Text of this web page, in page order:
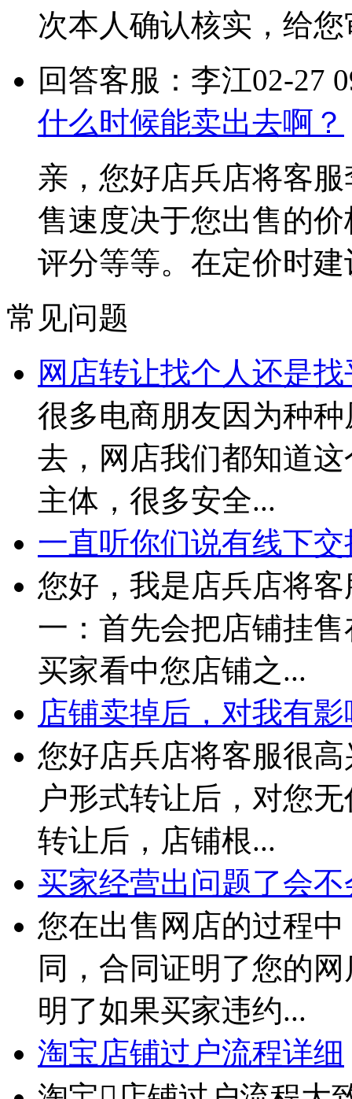
次本人确认核实，给
回答客服：李江02-27
什么时候能卖出去啊？
亲，您好店兵店将客
售速度决于您出售的
评分等等。在定价时
常见问题
网店转让找个人还是
很多电商朋友因为种
去，网店我们都知道
主体，很多安全...
一直听你们说有线下
您好，我是店兵店将
一：首先会把店铺挂
买家看中您店铺之...
店铺卖掉后，对我有
您好店兵店将客服很
户形式转让后，对您
转让后，店铺根...
买家经营出问题了会
您在出售网店的过程
同，合同证明了您的
明了如果买家违约...
淘宝店铺过户流程详细